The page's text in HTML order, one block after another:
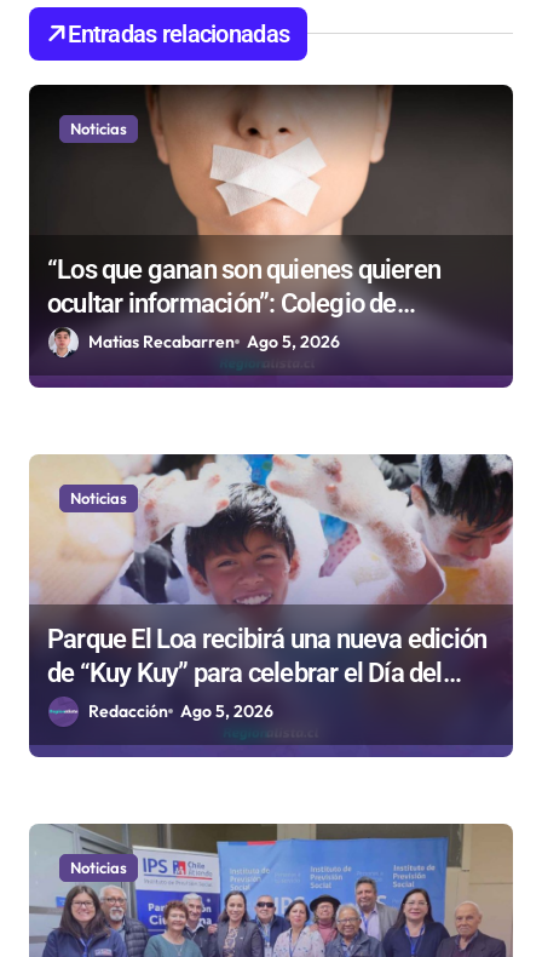
e
Entradas relacionadas
Noticias
“Los que ganan son quienes quieren
ocultar información”: Colegio de
Periodistas cuestiona la “Ley Mordaza
2.0”
Matias Recabarren Ago 5, 2026
Noticias
Parque El Loa recibirá una nueva edición
de “Kuy Kuy” para celebrar el Día del
NiñoRedacción Ago 5, 2026
Noticias